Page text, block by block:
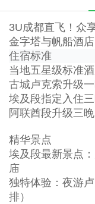
3U成都直飞！众
金字塔与帆船酒
住宿标准
当地五星级标准
古城卢克索升级
埃及段指定入住
阿联酋段升级三
精华景点
埃及段最新景点
庙
独特体验：夜游
排）